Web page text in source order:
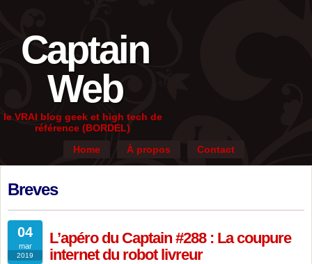
Captain
Web
le VRAI blog geek et high tech de
référence (BORDEL)
Home
À propos Contact
Breves
04
mar
2019
L’apéro du Captain #288 : La coupure
internet du robot livreur